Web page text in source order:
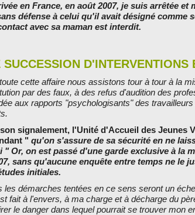
en France, en août 2007, je suis arrêtée et
défense à celui qu'il avait désigné
avec sa maman est interdit.
SUCCESSION D'INTERVENTIONS
cette affaire nous assistons tour à tour à la
par des faux, à des refus d'audition des
aux rapports "psychologisants" des
signalement, l'Unité d'Accueil des Jeunes
" qu'on s'assure de sa sécurité en ne
" Or, on est passé d'une garde exclusive à la
sans qu'aucune enquête entre temps ne le
initiales.
les démarches tentées en ce sens seront un
fait à l'envers, à ma charge et à décharge du
le danger dans lequel pourrait se trouver mon